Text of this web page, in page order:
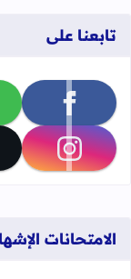
تابعنا على
تابعنا على facebook
تابعنا على instagram
الامتحانات الإشهادية